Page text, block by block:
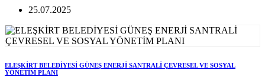
25.07.2025
ELEŞKİRT BELEDİYESİ GÜNEŞ ENERJİ SANTRALİ ÇEVRESEL VE SOSYAL
YÖNETİM PLANI